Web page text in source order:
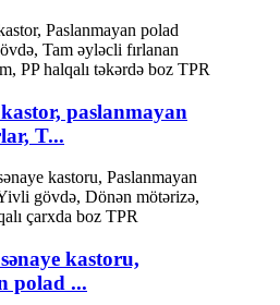
paslanmayan
T...
kastoru,
polad ...